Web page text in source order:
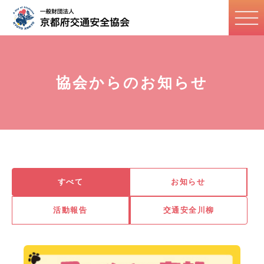
協会からのお知らせ
すべて お知らせ
活動報告 交通安全川柳